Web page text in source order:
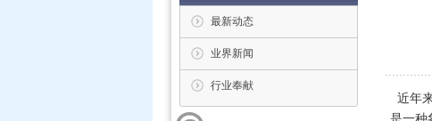
最新动态
业界新闻
行业奉献
近年